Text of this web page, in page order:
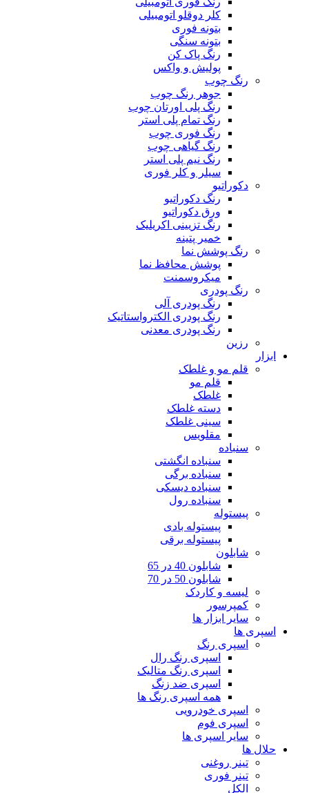
کلر دوقلو اتومبیلی
بتونه فوری
بتونه سنگی
رنگ پاک کن
پولیش و واکس
رنگ چوب
جوهر رنگ چوب
رنگ پلی اورتان چوب
رنگ تمام پلی استر
رنگ فوری چوب
رنگ گیاهی چوب
رنگ نیم پلی استر
سیلر و کلر فوری
دکوراتیو
رنگ دکوراتیو
ورق دکوراتیو
رنگ تزیینی اکریلیک
خمیر پتینه
رنگ پوشش نما
پوشش محافظ نما
میکروسمنت
رنگ پودری
رنگ پودری آلی
رنگ پودری الکترواستاتیک
رنگ پودری معدنی
رزین
ابزار
قلم مو و غلطک
قلم مو
غلطک
دسته غلطک
سینی غلطک
مقلویس
سنباده
سنباده انگشتی
سنباده برگی
سنباده دیسکی
سنباده رول
پیستوله
پیستوله بادی
پیستوله برقی
شابلون
شابلون 40 در 65
شابلون 50 در 70
لیسه و کاردک
کمپرسور
سایر ابزار ها
اسپری ها
اسپری رنگ
اسپری رنگ رال
اسپری رنگ متالیک
اسپری ضد زنگ
همه اسپری رنگ ها
اسپری خودرویی
اسپری فوم
سایر اسپری ها
حلال ها
تینر روغنی
تینر فوری
الکل